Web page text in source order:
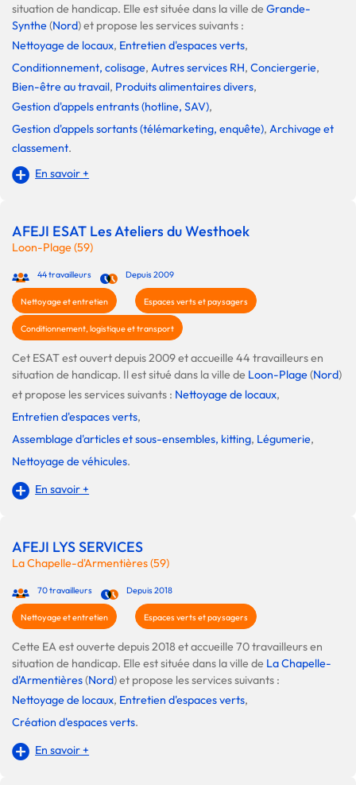
situation de handicap. Elle est située dans la ville deGrande-
Synthe(Nord) et propose les services suivants :
Nettoyage de locaux, Entretien d'espaces verts,
Conditionnement, colisage, Autres services RH, Conciergerie,
Bien-être au travail, Produits alimentaires divers,
Gestion d'appels entrants (hotline, SAV),
Gestion d'appels sortants (télémarketing, enquête), Archivage et
classement.
En savoir +
AFEJI ESAT Les Ateliers du Westhoek
Loon-Plage (59)
44 travailleurs Depuis 2009
Nettoyage et entretien Espaces verts et paysagers
Conditionnement, logistique et transport
Cet ESAT est ouvert depuis 2009 et accueille 44 travailleurs en
situation de handicap. Il est situé dans la ville de Loon-Plage(Nord)
et propose les services suivants : Nettoyage de locaux,
Entretien d'espaces verts,
Assemblage d'articles et sous-ensembles, kitting, Légumerie,
Nettoyage de véhicules.
En savoir +
AFEJI LYS SERVICES
La Chapelle-d'Armentières (59)
70 travailleurs Depuis 2018
Nettoyage et entretien Espaces verts et paysagers
Cette EA est ouverte depuis 2018 et accueille 70 travailleurs en
situation de handicap. Elle est située dans la ville de La Chapelle-
d'Armentières(Nord) et propose les services suivants :
Nettoyage de locaux, Entretien d'espaces verts,
Création d'espaces verts.
En savoir +